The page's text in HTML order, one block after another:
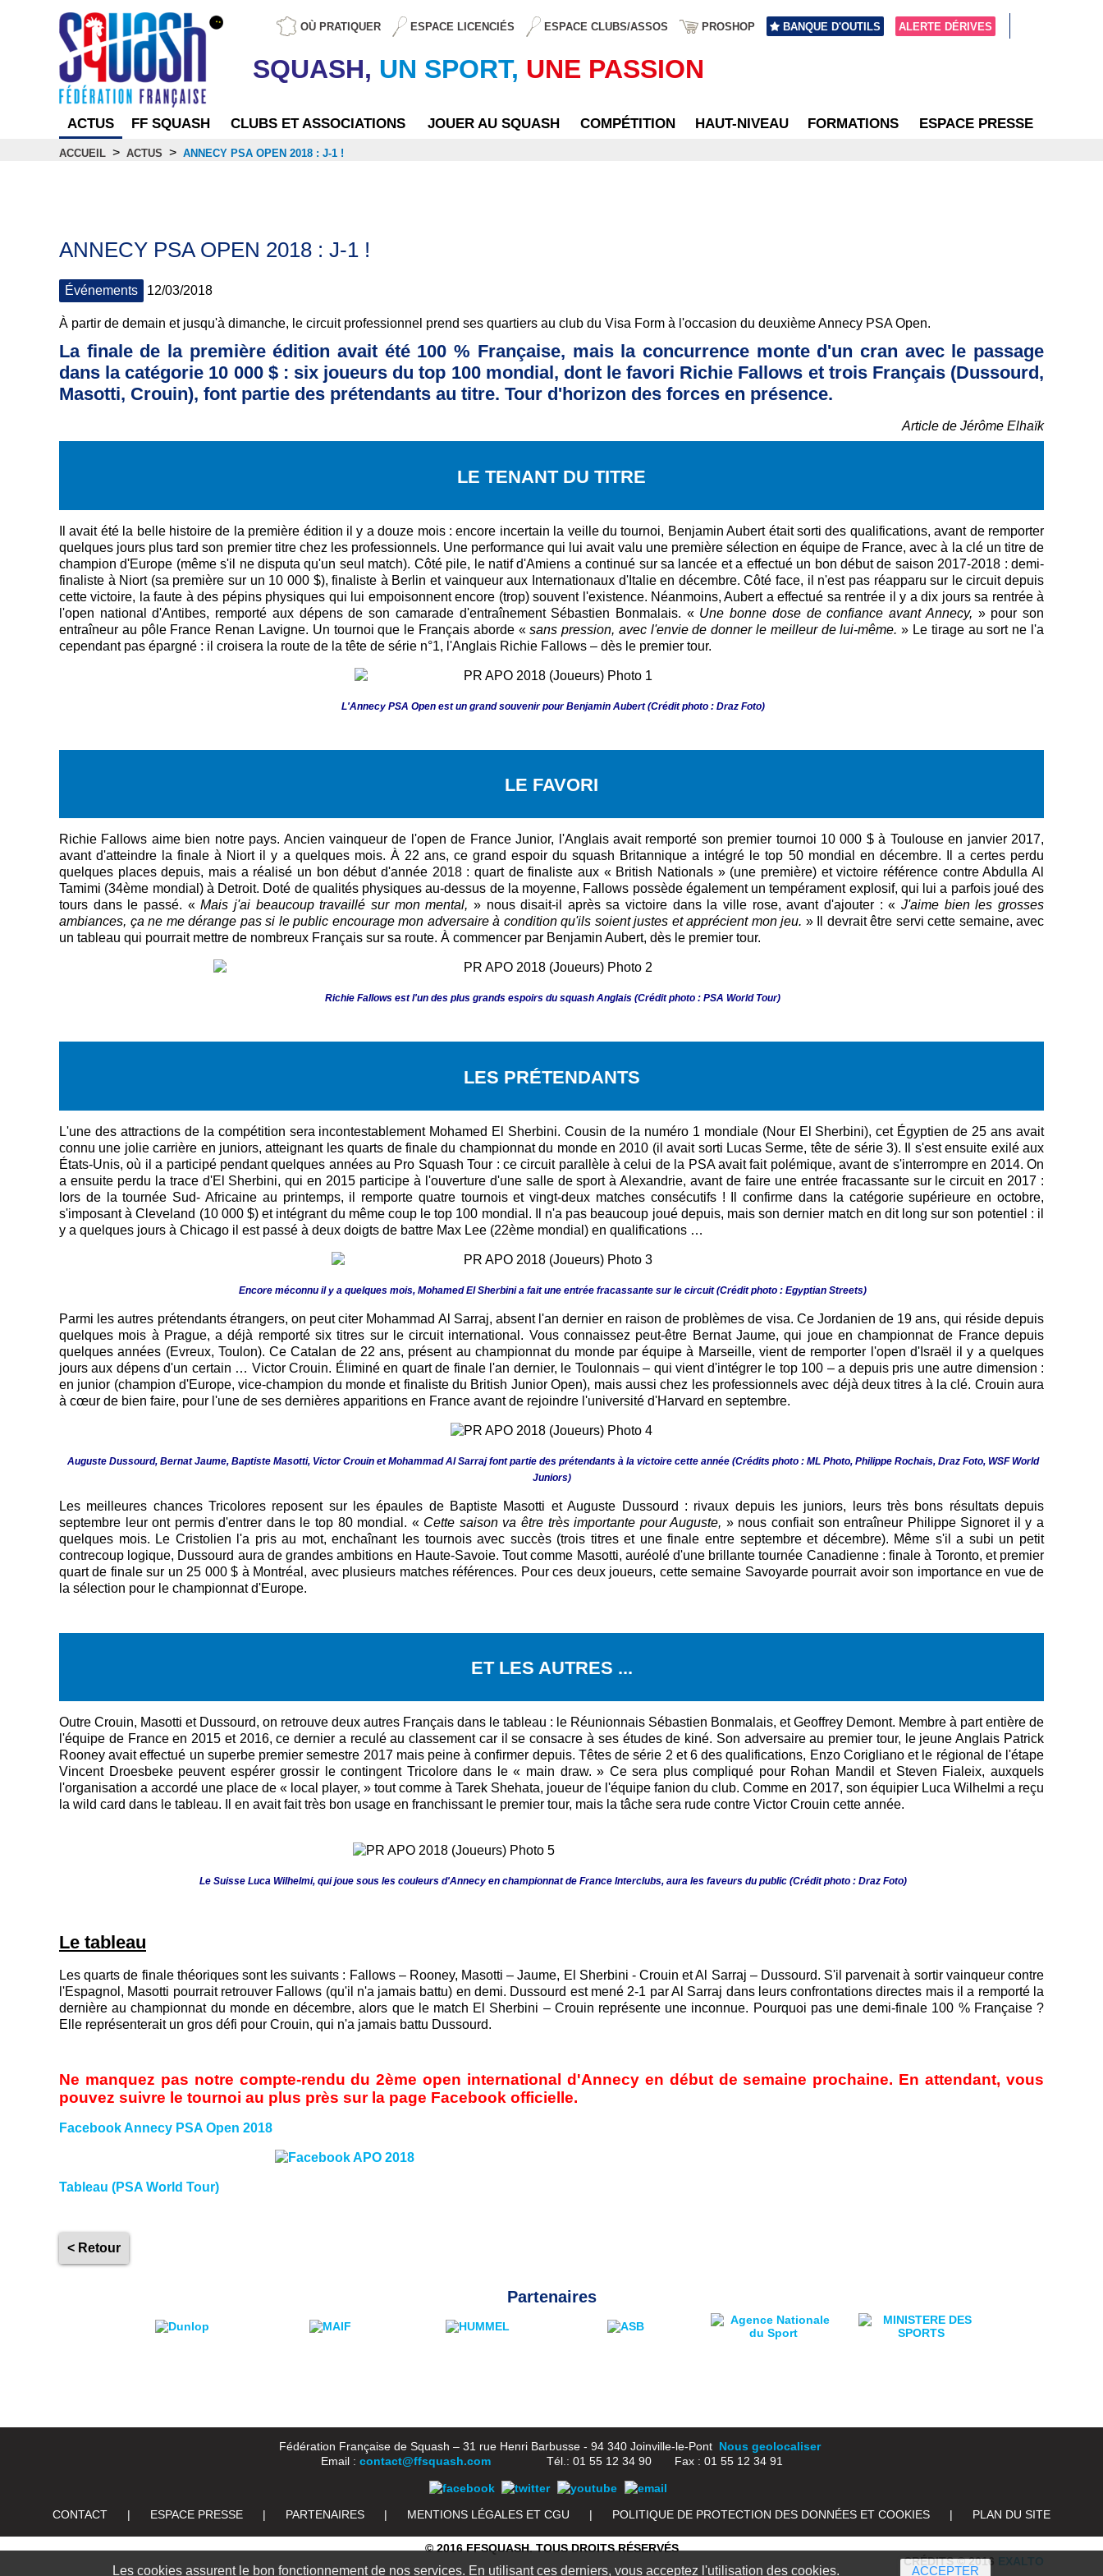
OÙ PRATIQUER ESPACE LICENCIÉS ESPACE CLUBS/ASSOS PROSHOP BANQUE D'OUTILS ALERTE DÉRIVES
SQUASH, UN SPORT, UNE PASSION
ACTUS FF SQUASH CLUBS ET ASSOCIATIONS JOUER AU SQUASH COMPÉTITION HAUT-NIVEAU FORMATIONS ESPACE PRESSE
ACCUEIL > ACTUS > ANNECY PSA OPEN 2018 : J-1 !
ANNECY PSA OPEN 2018 : J-1 !
Événements 12/03/2018
À partir de demain et jusqu'à dimanche, le circuit professionnel prend ses quartiers au club du Visa Form à l'occasion du deuxième Annecy PSA Open.
La finale de la première édition avait été 100 % Française, mais la concurrence monte d'un cran avec le passage
dans la catégorie 10 000 $ : six joueurs du top 100 mondial, dont le favori Richie Fallows et trois Français (Dussourd,
Masotti, Crouin), font partie des prétendants au titre. Tour d'horizon des forces en présence.
Article de Jérôme Elhaïk
LE TENANT DU TITRE
Il avait été la belle histoire de la première édition il y a douze mois : encore incertain la veille du tournoi, Benjamin Aubert était sorti des qualifications, avant de remporter
quelques jours plus tard son premier titre chez les professionnels. Une performance qui lui avait valu une première sélection en équipe de France, avec à la clé un titre de
champion d'Europe (même s'il ne disputa qu'un seul match). Côté pile, le natif d'Amiens a continué sur sa lancée et a effectué un bon début de saison 2017-2018 : demi-
finaliste à Niort (sa première sur un 10 000 $), finaliste à Berlin et vainqueur aux Internationaux d'Italie en décembre. Côté face, il n'est pas réapparu sur le circuit depuis
cette victoire, la faute à des pépins physiques qui lui empoisonnent encore (trop) souvent l'existence. Néanmoins, Aubert a effectué sa rentrée il y a dix jours sa rentrée à
l'open national d'Antibes, remporté aux dépens de son camarade d'entraînement Sébastien Bonmalais. « Une bonne dose de confiance avant Annecy, » pour son
entraîneur au pôle France Renan Lavigne. Un tournoi que le Français aborde «sans pression, avec l'envie de donner le meilleur de lui-même.» Le tirage au sort ne l'a
cependant pas épargné : il croisera la route de la tête de série n°1, l'Anglais Richie Fallows – dès le premier tour.
L'Annecy PSA Open est un grand souvenir pour Benjamin Aubert(Crédit photo : Draz Foto)
LE FAVORI
Richie Fallows aime bien notre pays. Ancien vainqueur de l'open de France Junior, l'Anglais avait remporté son premier tournoi 10 000 $ à Toulouse en janvier 2017,
avant d'atteindre la finale à Niort il y a quelques mois. À 22 ans, ce grand espoir du squash Britannique a intégré le top 50 mondial en décembre. Il a certes perdu
quelques places depuis, mais a réalisé un bon début d'année 2018 : quart de finaliste aux « British Nationals » (une première) et victoire référence contre Abdulla Al
Tamimi (34ème mondial) à Detroit. Doté de qualités physiques au-dessus de la moyenne, Fallows possède également un tempérament explosif, qui lui a parfois joué des
tours dans le passé. «Mais j'ai beaucoup travaillé sur mon mental, » nous disait-il après sa victoire dans la ville rose, avant d'ajouter : «J'aime bien les grosses
ambiances, ça ne me dérange pas si le public encourage mon adversaire à condition qu'ils soient justes et apprécient mon jeu. » Il devrait être servi cette semaine, avec
un tableau qui pourrait mettre de nombreux Français sur sa route. À commencer par Benjamin Aubert, dès le premier tour.
Richie Fallows est l'un des plus grands espoirs du squash Anglais (Crédit photo : PSA World Tour)
LES PRÉTENDANTS
L'une des attractions de la compétition sera incontestablement Mohamed El Sherbini. Cousin de la numéro 1 mondiale (Nour El Sherbini), cet Égyptien de 25 ans avait
connu une jolie carrière en juniors, atteignant les quarts de finale du championnat du monde en 2010 (il avait sorti Lucas Serme, tête de série 3). Il s'est ensuite exilé aux
États-Unis, où il a participé pendant quelques années au Pro Squash Tour : ce circuit parallèle à celui de la PSA avait fait polémique, avant de s'interrompre en 2014. On
a ensuite perdu la trace d'El Sherbini, qui en 2015 participe à l'ouverture d'une salle de sport à Alexandrie, avant de faire une entrée fracassante sur le circuit en 2017 :
lors de la tournée Sud- Africaine au printemps, il remporte quatre tournois et vingt-deux matches consécutifs ! Il confirme dans la catégorie supérieure en octobre,
s'imposant à Cleveland (10 000 $) et intégrant du même coup le top 100 mondial. Il n'a pas beaucoup joué depuis, mais son dernier match en dit long sur son potentiel : il
y a quelques jours à Chicago il est passé à deux doigts de battre Max Lee (22ème mondial) en qualifications …
Encore méconnu il y a quelques mois, Mohamed El Sherbini a fait une entrée fracassante sur le circuit (Crédit photo : Egyptian Streets)
Parmi les autres prétendants étrangers, on peut citer Mohammad Al Sarraj, absent l'an dernier en raison de problèmes de visa. Ce Jordanien de 19 ans, qui réside depuis
quelques mois à Prague, a déjà remporté six titres sur le circuit international. Vous connaissez peut-être Bernat Jaume, qui joue en championnat de France depuis
quelques années (Evreux, Toulon). Ce Catalan de 22 ans, présent au championnat du monde par équipe à Marseille, vient de remporter l'open d'Israël il y a quelques
jours aux dépens d'un certain … Victor Crouin. Éliminé en quart de finale l'an dernier, le Toulonnais – qui vient d'intégrer le top 100 – a depuis pris une autre dimension :
en junior (champion d'Europe, vice-champion du monde et finaliste du British Junior Open), mais aussi chez les professionnels avec déjà deux titres à la clé. Crouin aura
à cœur de bien faire, pour l'une de ses dernières apparitions en France avant de rejoindre l'université d'Harvard en septembre.
Auguste Dussourd, Bernat Jaume, Baptiste Masotti, Victor Crouin et Mohammad Al Sarraj font partie des prétendants à la victoire cette année (Crédits photo : ML Photo, Philippe Rochais, Draz Foto, WSF World
Juniors)
Les meilleures chances Tricolores reposent sur les épaules de Baptiste Masotti et Auguste Dussourd : rivaux depuis les juniors, leurs très bons résultats depuis
septembre leur ont permis d'entrer dans le top 80 mondial. « Cette saison va être très importante pour Auguste, » nous confiait son entraîneur Philippe Signoret il y a
quelques mois. Le Cristolien l'a pris au mot, enchaînant les tournois avec succès (trois titres et une finale entre septembre et décembre). Même s'il a subi un petit
contrecoup logique, Dussourd aura de grandes ambitions en Haute-Savoie. Tout comme Masotti, auréolé d'une brillante tournée Canadienne : finale à Toronto, et premier
quart de finale sur un 25 000 $ à Montréal, avec plusieurs matches références. Pour ces deux joueurs, cette semaine Savoyarde pourrait avoir son importance en vue de
la sélection pour le championnat d'Europe.
ET LES AUTRES ...
Outre Crouin, Masotti et Dussourd, on retrouve deux autres Français dans le tableau : le Réunionnais Sébastien Bonmalais, et Geoffrey Demont. Membre à part entière de
l'équipe de France en 2015 et 2016, ce dernier a reculé au classement car il se consacre à ses études de kiné. Son adversaire au premier tour, le jeune Anglais Patrick
Rooney avait effectué un superbe premier semestre 2017 mais peine à confirmer depuis. Têtes de série 2 et 6 des qualifications, Enzo Corigliano et le régional de l'étape
Vincent Droesbeke peuvent espérer grossir le contingent Tricolore dans le « main draw. » Ce sera plus compliqué pour Rohan Mandil et Steven Fialeix, auxquels
l'organisation a accordé une place de « local player, » tout comme à Tarek Shehata, joueur de l'équipe fanion du club. Comme en 2017, son équipier Luca Wilhelmi a reçu
la wild card dans le tableau. Il en avait fait très bon usage en franchissant le premier tour, mais la tâche sera rude contre Victor Crouin cette année.
Le Suisse Luca Wilhelmi, qui joue sous les couleurs d'Annecy en championnat de France Interclubs, aura les faveurs du public (Crédit photo : Draz Foto)
Le tableau
Les quarts de finale théoriques sont les suivants : Fallows – Rooney, Masotti – Jaume, El Sherbini - Crouin et Al Sarraj – Dussourd. S'il parvenait à sortir vainqueur contre
l'Espagnol, Masotti pourrait retrouver Fallows (qu'il n'a jamais battu) en demi. Dussourd est mené 2-1 par Al Sarraj dans leurs confrontations directes mais il a remporté la
dernière au championnat du monde en décembre, alors que le match El Sherbini – Crouin représente une inconnue. Pourquoi pas une demi-finale 100 % Française ?
Elle représenterait un gros défi pour Crouin, qui n'a jamais battu Dussourd.
Ne manquez pas notre compte-rendu du 2ème open international d'Annecy en début de semaine prochaine. En attendant, vous
pouvez suivre le tournoi au plus près sur la page Facebook officielle.
Facebook Annecy PSA Open 2018
Tableau (PSA World Tour)
< Retour
Partenaires
Fédération Française de Squash – 31 rue Henri Barbusse - 94 340 Joinville-le-Pont Nous geolocaliser
Email : contact@ffsquash.comTél.: 01 55 12 34 90 Fax : 01 55 12 34 91
CONTACT | ESPACE PRESSE | PARTENAIRES | MENTIONS LÉGALES ET CGU | POLITIQUE DE PROTECTION DES DONNÉES ET COOKIES | PLAN DU SITE
© 2016 FFSQUASH. TOUS DROITS RÉSERVÉS
CRÉDITS © 2016 EXALTO
Les cookies assurent le bon fonctionnement de nos services. En utilisant ces derniers, vous acceptez l'utilisation des cookies. ACCEPTER